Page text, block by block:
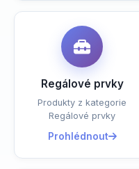
Regálové prvky
Produkty z kategorie
Regálové prvky
Prohlédnout